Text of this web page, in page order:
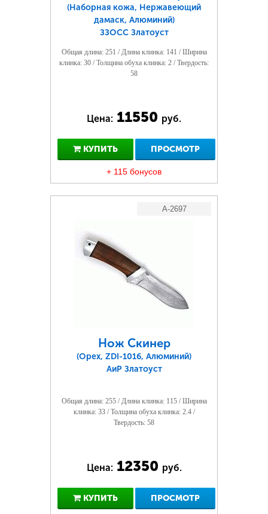
(Наборная кожа, Нержавеющий
дамаск, Алюминий)
ЗЗОСС Златоуст
Общая длина: 251 / Длина клинка: 141 / Ширина
клинка: 30 / Толщина обуха клинка: 2 / Твердость:
58
Цена: 11550 руб.
КУПИТЬ ПРОСМОТР
+ 115 бонусов
A-2697
Нож Скинер
(Орех, ZDI-1016, Алюминий)
АиР Златоуст
Общая длина: 255 / Длина клинка: 115 / Ширина
клинка: 33 / Толщина обуха клинка: 2.4 /
Твердость: 58
Цена: 12350 руб.
КУПИТЬ ПРОСМОТР